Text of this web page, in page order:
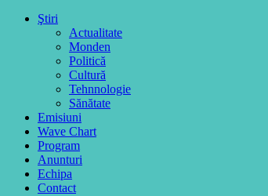
Ştiri
Actualitate
Monden
Politică
Cultură
Tehnnologie
Sănătate
Emisiuni
Wave Chart
Program
Anunturi
Echipa
Contact